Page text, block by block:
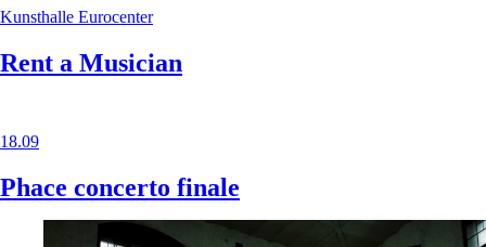
Kunsthalle Eurocenter
Rent a Musician
18.09
Phace concerto finale